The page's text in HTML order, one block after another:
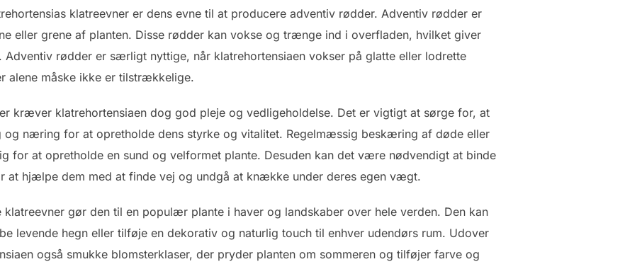
klatreevner er dens evne til at producere adventiv rødder. Adventiv rødder er
eller grene af planten. Disse rødder kan vokse og trænge ind i overfladen, hvilket giver
rødder er særligt nyttige, når klatrehortensiaen vokser på glatte eller lodrette
måske ikke er tilstrækkelige.
kræver klatrehortensiaen dog god pleje og vedligeholdelse. Det er vigtigt at sørge for, at
næring for at opretholde dens styrke og vitalitet. Regelmæssig beskæring af døde eller
for at opretholde en sund og velformet plante. Desuden kan det være nødvendigt at binde
at hjælpe dem med at finde vej og undgå at knække under deres egen vægt.
klatreevner gør den til en populær plante i haver og landskaber over hele verden. Den kan
levende hegn eller tilføje en dekorativ og naturlig touch til enhver udendørs rum. Udover
også smukke blomsterklaser, der pryder planten om sommeren og tilføjer farve og